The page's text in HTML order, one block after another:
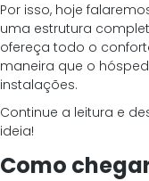
Por isso, hoje
uma estrutura
ofereça todo o
maneira que o
instalações.
Continue a leitura e
ideia!
Como